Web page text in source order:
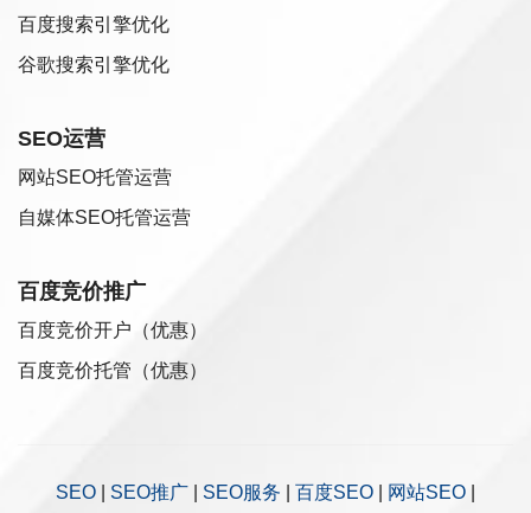
百度搜索引擎优化
谷歌搜索引擎优化
SEO运营
网站SEO托管运营
自媒体SEO托管运营
百度竞价推广
百度竞价开户（优惠）
百度竞价托管（优惠）
SEO SEO推广 SEO服务 百度SEO 网站SEO